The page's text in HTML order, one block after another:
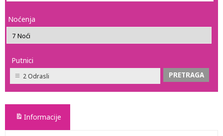
Noćenja
Putnici
2 Odrasli
Informacije